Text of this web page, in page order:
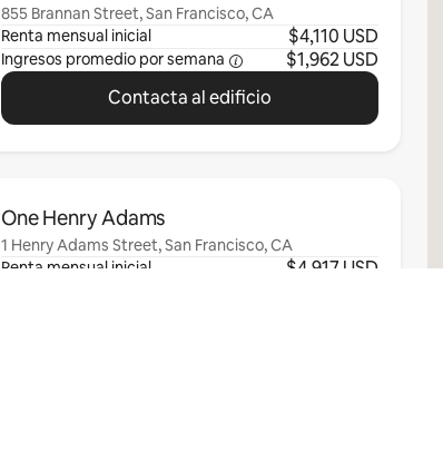
855 Brannan Street, San Francisco, CA
Renta mensual inicial
$4,110 USD
Ingresos promedio por semana
$1,962 USD
Contacta al edificio
One Henry Adams
1 Henry Adams Street, San Francisco, CA
Renta mensual inicial
$4,917 USD